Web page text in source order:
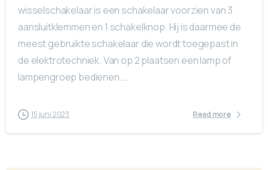
wisselschakelaar is een schakelaar voorzien van 3
aansluitklemmen en 1 schakelknop. Hij is daarmee de
meest gebruikte schakelaar die wordt toegepast in
de elektrotechniek. Van op 2 plaatsen een lamp of
lampengroep bedienen....
15 juni 2023 Read more